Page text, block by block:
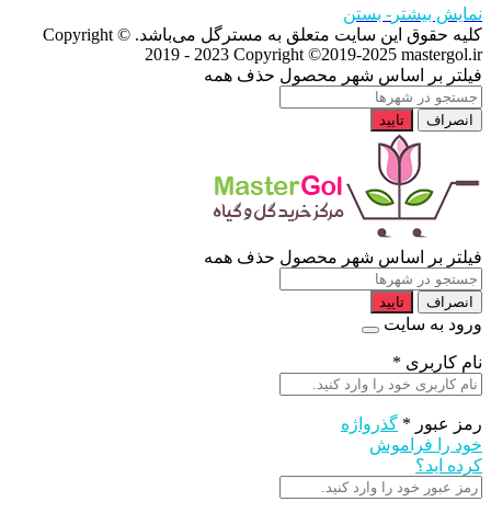
نمایش بیشتر - بستن
کلیه حقوق این سایت متعلق به مسترگل می‌باشد. Copyright ©
2019 - 2023 Copyright ©2019-2025 mastergol.ir
فیلتر بر اساس شهر محصول حذف همه
انصراف تایید
فیلتر بر اساس شهر محصول حذف همه
انصراف تایید
ورود به سایت
نام کاربری *
رمز عبور * گذرواژه
خود را فراموش
کرده اید؟